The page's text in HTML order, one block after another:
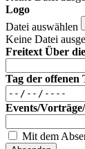
Logo
Datei auswählen
Keine Datei
Freitext Über
Tag der offenen
Events/
Mit dem